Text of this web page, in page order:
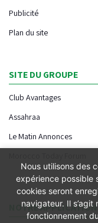
Publicité
Plan du site
SITE DU GROUPE
Club Avantages
Assahraa
Le Matin Annonces
NOTRE APPLICATION
Nous utilisons des
expérience possible
cookies seront
navigateur. Il
fonctionnement